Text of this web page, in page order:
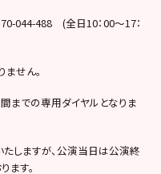
044-488 (全日10：00～17：
せん。
での専用ダイヤルとなりま
しますが、公演当日は公演終
ます。